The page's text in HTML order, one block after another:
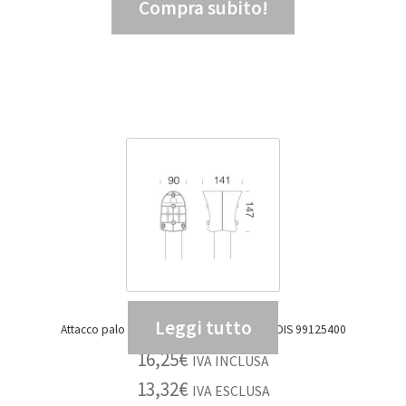
4,95€ IVA ESCLUSA
Compra subito!
Attacco palo doppio GARDEN 453 NERO – DIS 99125400
16,25€ IVA INCLUSA
13,32€ IVA ESCLUSA
Leggi tutto